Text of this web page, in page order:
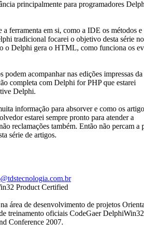
principalmente para programadores
ferramenta em si, como a IDE os métodos e
tradicional focarei o objetivo desta série no
o Delphi gera o HTML, como funciona os
podem acompanhar nas edições impressas
completa com Delphi for PHP que estarei
Delphi.
informação para absorver e como os
estarei sempre pronto para atender a
reclamações também. Então não percam a
série de artigos.
Product Certified
área de desenvolvimento de projetos
treinamento oficiais CodeGaer
Conference 2007.